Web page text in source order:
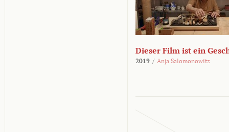
Dieser Film ist ein
2019 / Anja Salomonowitz